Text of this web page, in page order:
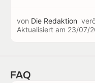
von Die Redaktion
Aktualisiert am 23/07/
FAQ